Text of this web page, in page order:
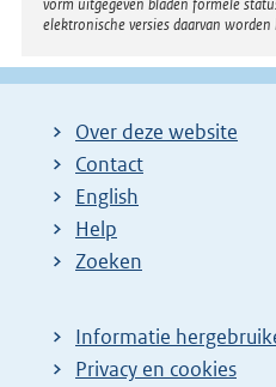
vorm uitgegeven bladen formele
elektronische versies daarvan
Over deze website
Contact
English
Help
Zoeken
Informatie
Privacy en cookies